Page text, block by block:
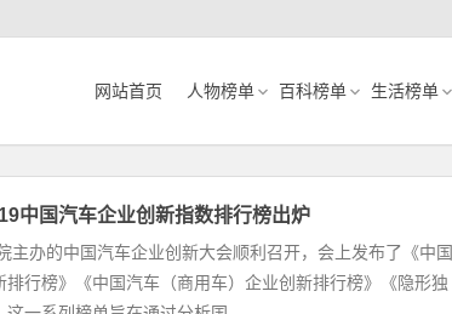
网站首页 人物榜单 百科榜单 生活榜单
中国汽车企业创新指数排行榜出炉
主办的中国汽车企业创新大会顺利召开，会上发布了《中国
排行榜》《中国汽车（商用车）企业创新排行榜》《隐形独